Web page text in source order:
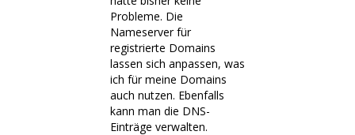
Probleme. Die
Nameserver für
registrierte Domains
lassen sich anpassen, was
ich für meine Domains
auch nutzen. Ebenfalls
kann man die DNS-
Einträge verwalten.